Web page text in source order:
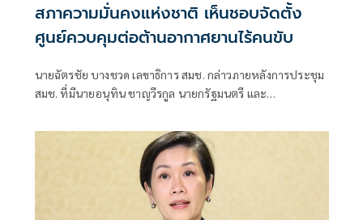
สภาความมั่นคงแห่งชาติ เห็นชอบจัดตั้ง
ศูนย์ควบคุมต่อต้านอากาศยานไร้คนขับ
นายฉัตรชัย บางชวด เลขาธิการ สมช. กล่าวภายหลังการประชุม
สมช. ที่มีนายอนุทิน ชาญวีรกูล นายกรัฐมนตรี และ
เรื่องแรกคือ แนวทางมาตรการป้องกันแก้ปัญหาเรื่อง
อากาศยานไร้คนขับ ซึ่งที่ประชุม สมช.เมื่อปี 68 เคยมีมติมอบ
หมายกองทัพอากาศ (ทอ.)